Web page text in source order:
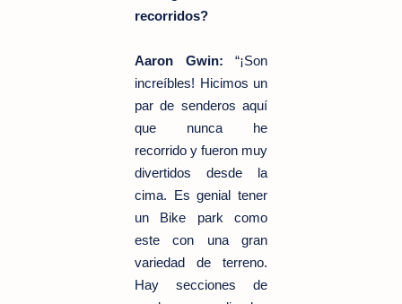
recorridos?
Aaron Gwin: “¡Son
increíbles! Hicimos un
par de senderos aquí
que nunca he
recorrido y fueron muy
divertidos desde la
cima. Es genial tener
un Bike park como
este con una gran
variedad de terreno.
Hay secciones de